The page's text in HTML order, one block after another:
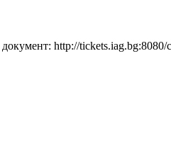
документ: http://